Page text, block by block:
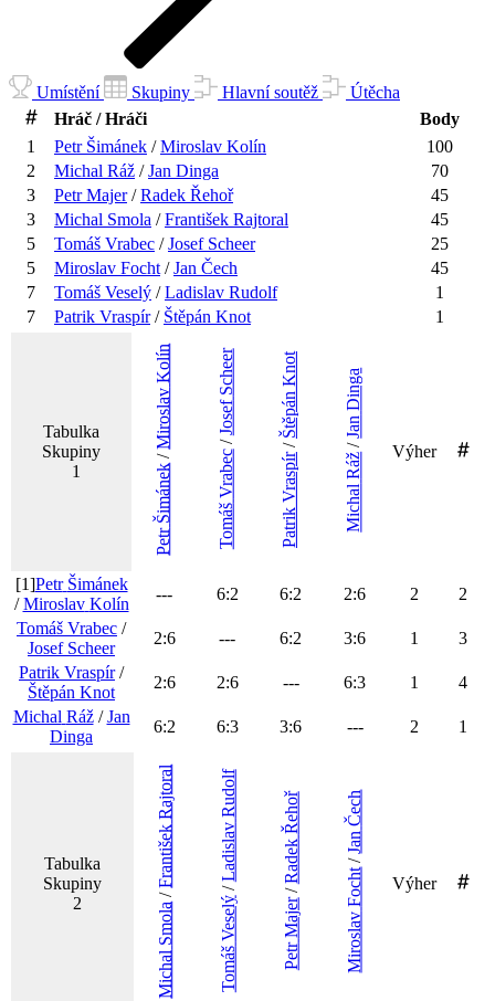
Umístění Skupiny Hlavní soutěž
Útěcha
Hráč / Hráči
Body
1
Petr Šimánek /Miroslav Kolín
100
2
Michal Ráž /Jan Dinga
70
3
Petr Majer/Radek Řehoř
45
3
Michal Smola /František Rajtoral
45
5
Tomáš Vrabec /Josef Scheer
25
5
Miroslav Focht /Jan Čech
45
7
Tomáš Veselý /Ladislav Rudolf
1
7
Patrik Vraspír/ Štěpán Knot 1
Tabulka
Skupiny
1
Petr
Šimánek
/
Miroslav
Kolín
Tomáš
Vrabec
/
Josef
Scheer
Patrik
Vraspír
/
Štěpán
Knot
Michal
Ráž
/
Jan
Dinga
Výher
[1]Petr Šimánek
/Miroslav Kolín
--- 6:2 6:2 2:6 2
2
Tomáš Vrabec /
Josef Scheer
2:6 --- 6:2 3:6 1
3
Patrik Vraspír/
Štěpán Knot
2:6 2:6 --- 6:3 1
4
Michal Ráž/Jan
Dinga
6:2 6:3 3:6 --- 2 1
Tabulka
Skupiny
2
Michal
Smola
/
František
Rajtoral
Tomáš
Veselý
/
Ladislav
Rudolf
Petr
Majer
/
Radek
Řehoř
Miroslav
Focht
/
Jan
Čech
Výher